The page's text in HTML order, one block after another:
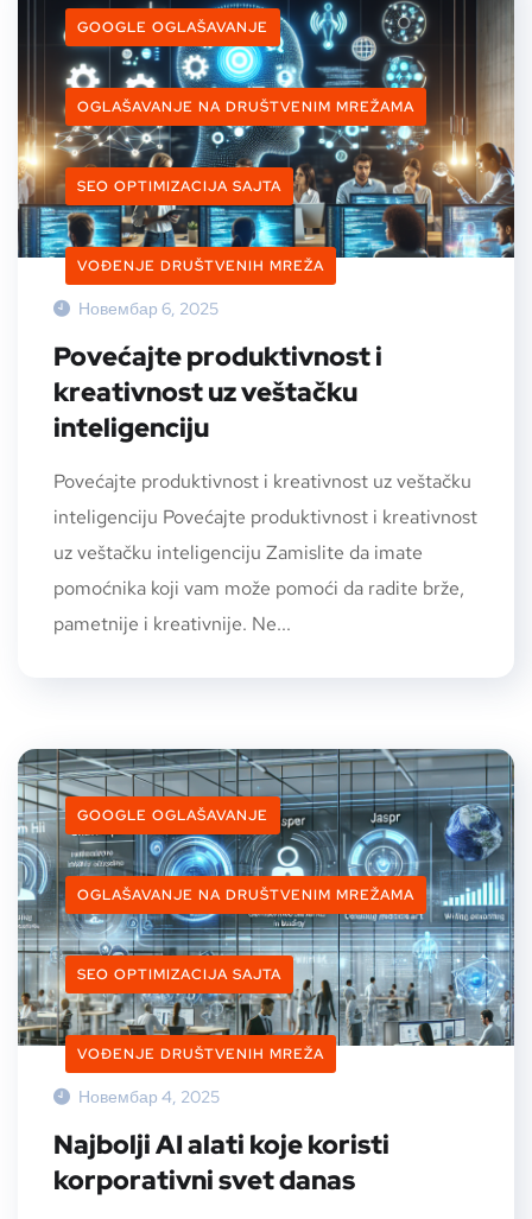
GOOGLE OGLAŠAVANJE
OGLAŠAVANJE NA DRUŠTVENIM MREŽAMA
SEO OPTIMIZACIJA SAJTA
VOĐENJE DRUŠTVENIH MREŽA
Новембар 6, 2025
Povećajte produktivnost i
kreativnost uz veštačku
inteligenciju
Povećajte produktivnost i kreativnost uz veštačku
inteligenciju Povećajte produktivnost i kreativnost
uz veštačku inteligenciju Zamislite da imate
pomoćnika koji vam može pomoći da radite brže,
pametnije i kreativnije. Ne...
GOOGLE OGLAŠAVANJE
OGLAŠAVANJE NA DRUŠTVENIM MREŽAMA
SEO OPTIMIZACIJA SAJTA
VOĐENJE DRUŠTVENIH MREŽA
Новембар 4, 2025
Najbolji AI alati koje koristi
korporativni svet danas